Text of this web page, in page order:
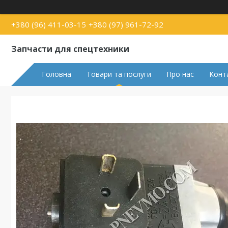
+380 (96) 411-03-15 +380 (97) 961-72-92
Запчасти для спецтехники
Головна Товари та послуги Про нас